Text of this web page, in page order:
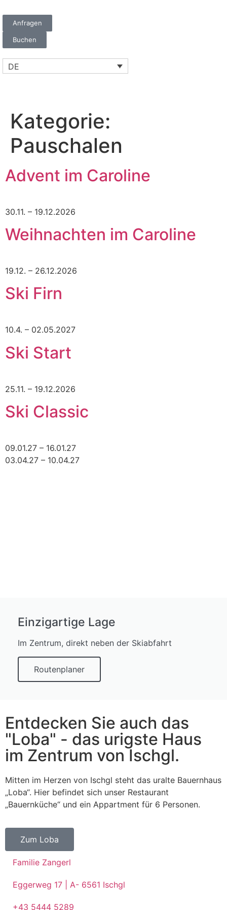
Anfragen
Buchen
DE
Kategorie:
Pauschalen
Advent im Caroline
30.11. – 19.12.2026
Weihnachten im Caroline
19.12. – 26.12.2026
Ski Firn
10.4. – 02.05.2027
Ski Start
25.11. – 19.12.2026
Ski Classic
09.01.27 – 16.01.27
03.04.27 – 10.04.27
Einzigartige Lage
Im Zentrum, direkt neben der Skiabfahrt
Routenplaner
Entdecken Sie auch das
"Loba" - das urigste Haus
im Zentrum von Ischgl.
Mitten im Herzen von Ischgl steht das uralte Bauernhaus
„Loba“. Hier befindet sich unser Restaurant
„Bauernküche“ und ein Appartment für 6 Personen.
Zum Loba
Familie Zangerl
Eggerweg 17 | A- 6561 Ischgl
+43 5444 5289